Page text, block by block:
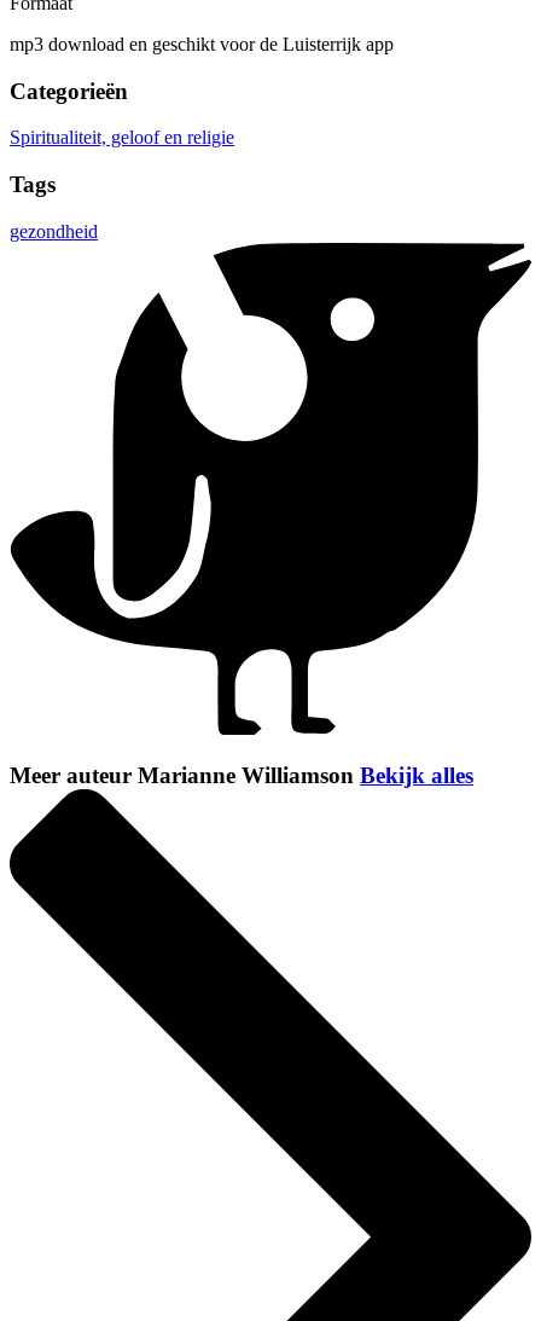
mp3 download en geschikt voor de Luisterrijk app
Categorieën
Spiritualiteit, geloof en religie
Tags
gezondheid
Meer auteur Marianne Williamson Bekijk alles